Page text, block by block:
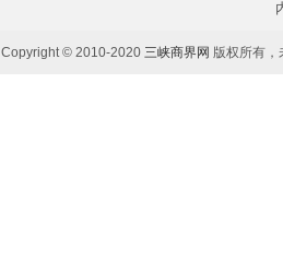
Copyright © 2010-2020 三峡商界网 版权所有